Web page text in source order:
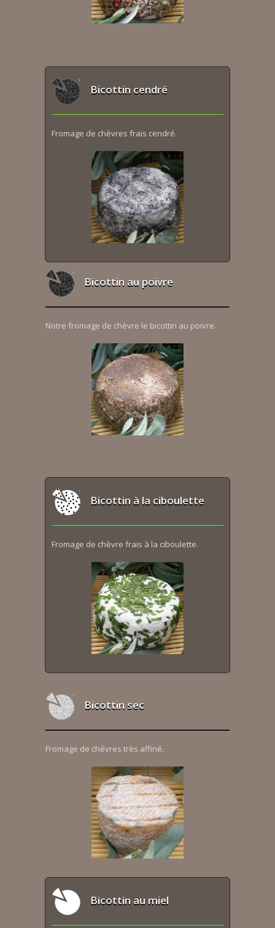
Bicottin cendré
Fromage de chèvres frais cendré.
Bicottin au poivre
Notre fromage de chèvre le bicottin au poivre.
Bicottin à la ciboulette
Fromage de chèvre frais à la ciboulette.
Bicottin sec
Fromage de chèvres très affiné.
Bicottin au miel